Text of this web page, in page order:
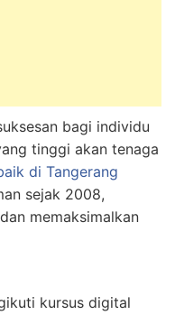
bagi individu
tinggi akan tenaga
di Tangerang
sejak 2008,
memaksimalkan
kursus digital